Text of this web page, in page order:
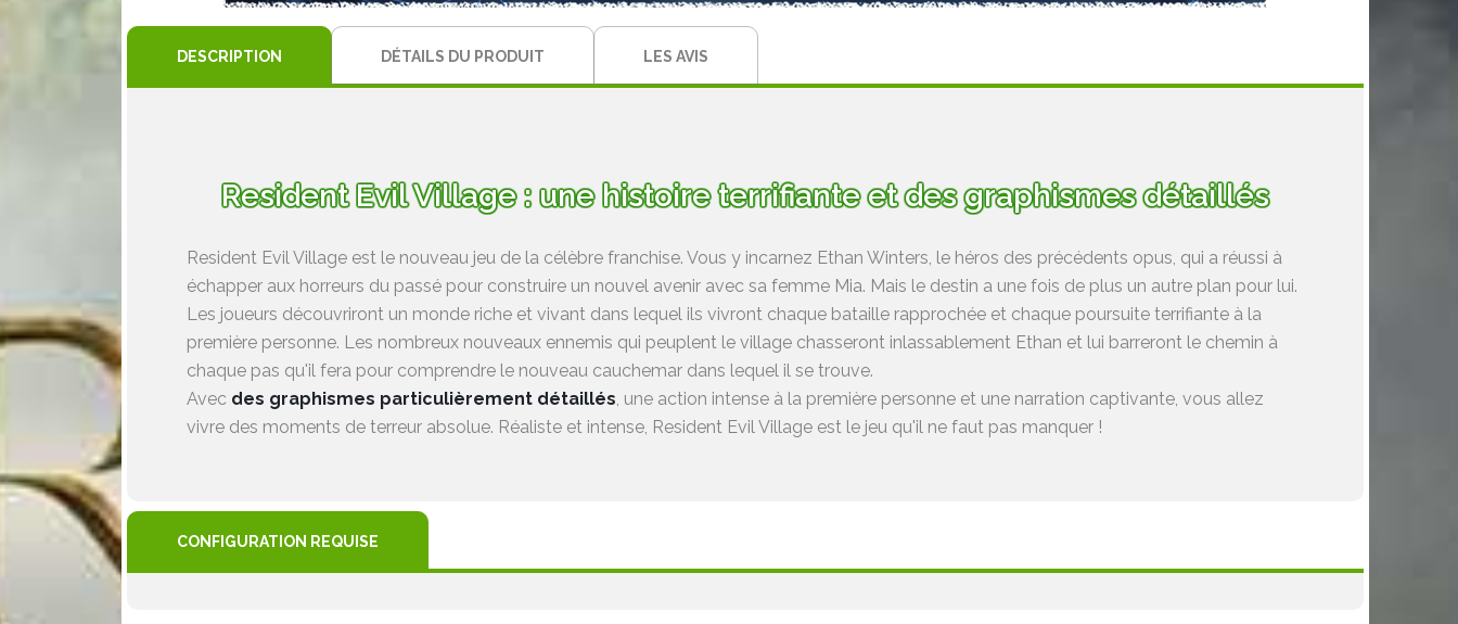
DESCRIPTION DÉTAILS DU PRODUIT LES AVIS
Resident Evil Village : une histoire terrifiante et des graphismes détaillés
Resident Evil Village est le nouveau jeu de la célèbre franchise. Vous y incarnez Ethan Winters, le héros des précédents opus, qui a réussi à
échapper aux horreurs du passé pour construire un nouvel avenir avec sa femme Mia. Mais le destin a une fois de plus un autre plan pour lui.
Les joueurs découvriront un monde riche et vivant dans lequel ils vivront chaque bataille rapprochée et chaque poursuite terrifiante à la
première personne. Les nombreux nouveaux ennemis qui peuplent le village chasseront inlassablement Ethan et lui barreront le chemin à
chaque pas qu'il fera pour comprendre le nouveau cauchemar dans lequel il se trouve.
Avec des graphismes particulièrement détaillés, une action intense à la première personne et une narration captivante, vous allez
vivre des moments de terreur absolue. Réaliste et intense, Resident Evil Village est le jeu qu'il ne faut pas manquer !
CONFIGURATION REQUISE